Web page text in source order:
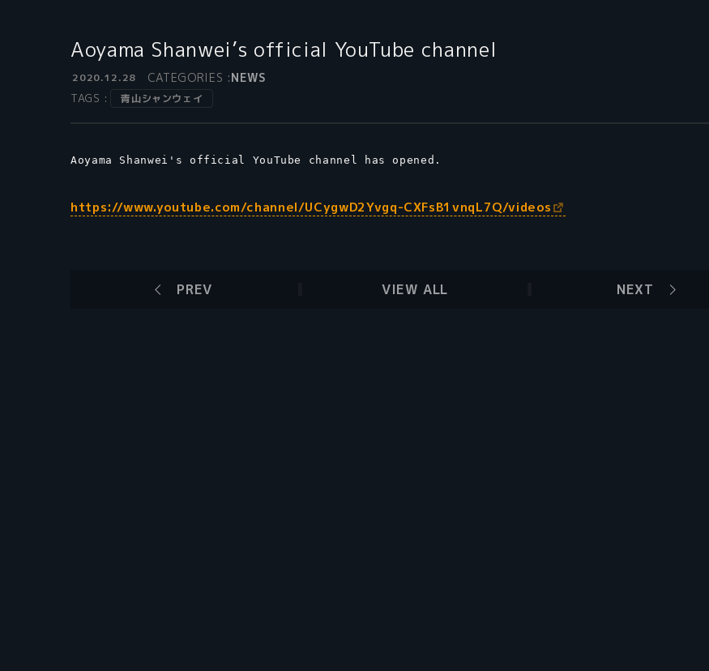
Aoyama Shanwei’s official YouTube channel
2020.12.28 CATEGORIES :NEWS
TAGS : 青山シャンウェイ
Aoyama Shanwei's official YouTube channel has opened.
https://www.youtube.com/channel/UCygwD2Yvgq-CXFsB1vnqL7Q/videos
PREV VIEW ALL NEXT